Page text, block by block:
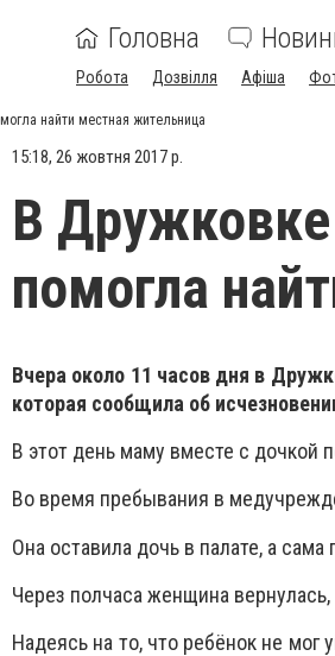
Головна
Робота Дозвілля Афіша
найти местная жительница
15:18, 26 жовтня 2017 р.
В
помогла
Вчера около 11 часов дня в
которая сообщила об
В этот день маму вместе с дочкой
Во время пребывания в
Она оставила дочь в палате, а
Через полчаса женщина
Надеясь на то, что ребёнок не мог